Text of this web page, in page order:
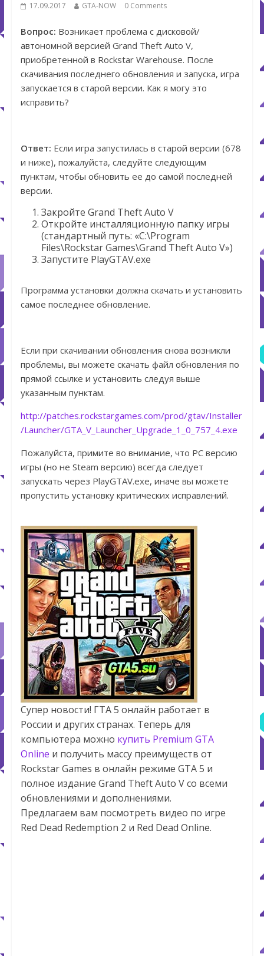
17.09.2017 GTA-NOW 0 Comments
Вопрос: Возникает проблема с дисковой/
автономной версией Grand Theft Auto V,
приобретенной в Rockstar Warehouse. После
скачивания последнего обновления и запуска, игра
запускается в старой версии. Как я могу это
исправить?
Ответ: Если игра запустилась в старой версии (678
и ниже), пожалуйста, следуйте следующим
пунктам, чтобы обновить ее до самой последней
версии.
Закройте Grand Theft Auto V
Откройте инсталляционную папку игры
(стандартный путь: «C:\Program
Files\Rockstar Games\Grand Theft Auto V»)
Запустите PlayGTAV.exe
Программа установки должна скачать и установить
самое последнее обновление.
Если при скачивании обновления снова возникли
проблемы, вы можете скачать файл обновления по
прямой ссылке и установить следуя выше
указанным пунктам.
http://patches.rockstargames.com/prod/gtav/Installer
/Launcher/GTA_V_Launcher_Upgrade_1_0_757_4.exe
Пожалуйста, примите во внимание, что PC версию
игры (но не Steam версию) всегда следует
запускать через PlayGTAV.exe, иначе вы можете
пропустить установку критических исправлений.
Супер новости! ГТА 5 онлайн работает в
России и других странах. Теперь для
компьютера можно купить Premium GTA
Online и получить массу преимуществ от
Rockstar Games в онлайн режиме GTA 5 и
полное издание Grand Theft Auto V со всеми
обновлениями и дополнениями.
Предлагаем вам посмотреть видео по игре
Red Dead Redemption 2 и Red Dead Online.